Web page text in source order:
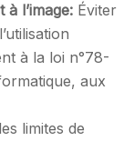
l’image: Éviter
à la loi n°78-
aux
limites de